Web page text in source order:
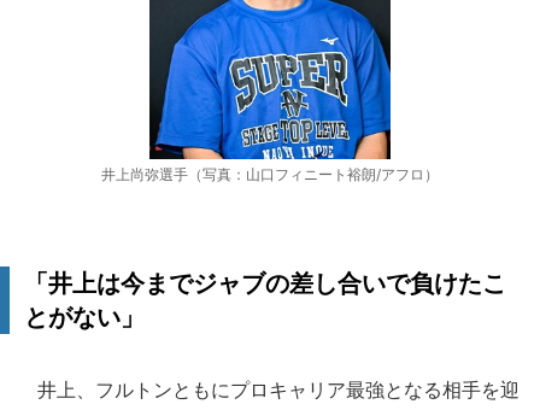
井上尚弥選手（写真：山口フィニート裕朗/アフロ）
「井上は今までジャブの差し合いで負けたこ
とがない」
井上、フルトンともにプロキャリア最強となる相手を迎